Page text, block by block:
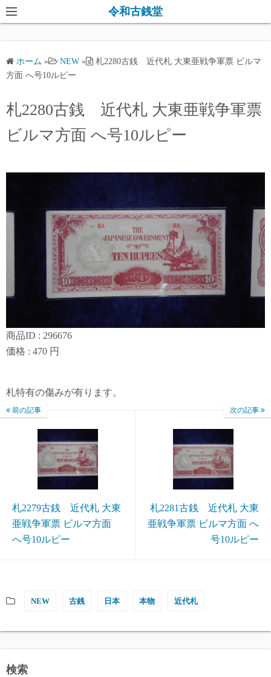
コ
ン
キ
令和古銭堂
ホーム » NEW »
札2280古銭 近代札 大東亜戦争軍票 ビルマ
方面 へ号10ルピー
札2280古銭 近代札 大東亜戦争軍票
ビルマ方面 へ号10ルピー
商品ID : 296676
価格 : 470 円
札特有の傷みが有ります。
前の記事
札2279古銭 近代札 大東
亜戦争軍票 ビルマ方面
へ号10ルピー
次の記事
札2281古銭 近代札 大東
亜戦争軍票 ビルマ方面 へ
号10ルピー
NEW 古銭 日本 本物 近代札
検索